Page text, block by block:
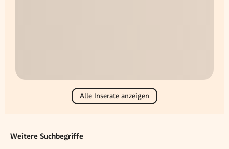
Alle Inserate anzeigen
Weitere Suchbegriffe